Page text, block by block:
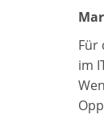
Für
im